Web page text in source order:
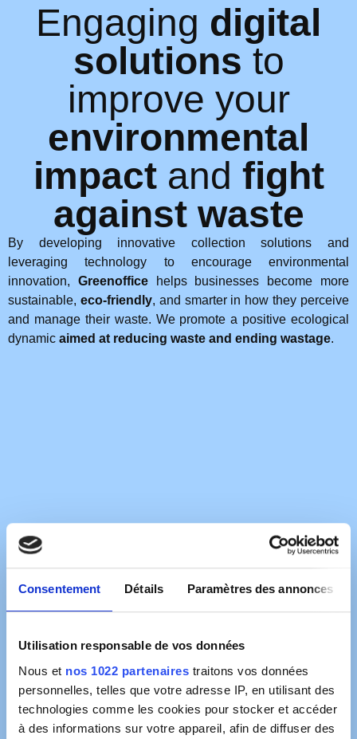
Consentement Détails Paramètres des annonces
Utilisation responsable de vos données
Nous et nos 1022 partenaires traitons vos données
personnelles, telles que votre adresse IP, en utilisant des
technologies comme les cookies pour stocker et accéder
à des informations sur votre appareil, afin de diffuser des
Engaging digital
solutions to
improve your
environmental
impactand fight
against waste
By developing innovative collection solutions and
leveraging technology to encourage environmental
innovation, Greenofficehelps businesses become more
sustainable, eco-friendly, and smarter in how they perceive
and manage their waste. We promote a positive ecological
dynamic aimed at reducing waste and ending wastage.